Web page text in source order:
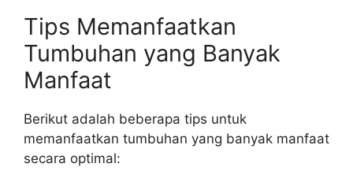
Tips Memanfaatkan
Tumbuhan yang Banyak
Manfaat
Berikut adalah beberapa tips untuk
memanfaatkan tumbuhan yang banyak manfaat
secara optimal: